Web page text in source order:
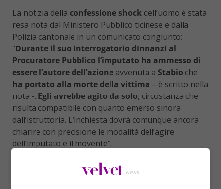
La notizia della confessione shock dell’uomo è stata
resa nota dal Ministero Pubblico ticinese e dalla
Polizia cantonale in un comunicato congiunto:
“Durante il suo interrogatorio dinnanzi al
Procuratore Pubblico l’imputato ha ammesso di
essere l’autore dell’azione avvenuta a Stabio che
ha portato alla morte della vittima – è scritto nella
nota -. Egli avrebbe agito da solo, circostanza che
risulta compatibile con quanto emerso sinora
dall’istruttoria. L’inchiesta dovrà comunque ancora
chiarire con precisione le modalità dell’agire
dell’imputato e il movente”.
il perché dell’omicidio
Inizialmente Michele Egli, marito della sorella della